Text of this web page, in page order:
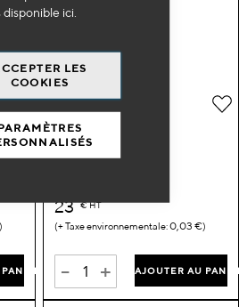
disponible ici
LES
COOKIES
Ajouter à ma liste d’envie
Mini baladeuse
23 € HT
0,03 €
- + AJOUTER AU